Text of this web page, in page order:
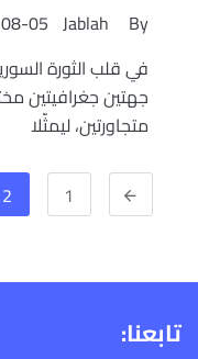
By
Jablah
05
في قلب الثورة
جهتين جغرافيتين
متجاورتين، ليمثّلا
1
2
تابعنا: